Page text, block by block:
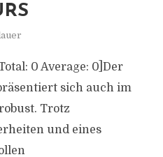
0 Average: 0]Der
sich auch im
Trotz
und eines